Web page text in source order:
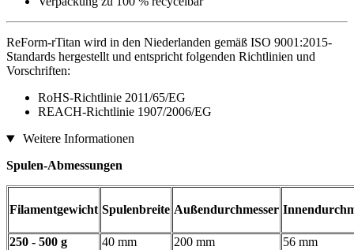
ReForm-rTitan wird in den Niederlanden gemäß ISO 9001:2015-
Standards hergestellt und entspricht folgenden Richtlinien und
Vorschriften:
RoHS-Richtlinie 2011/65/EG
REACH-Richtlinie 1907/2006/EG
Weitere Informationen
Spulen-Abmessungen
Filamentgewicht Spulenbreite Außendurchmesser
250 - 500 g 40 mm 200 mm
56 mm